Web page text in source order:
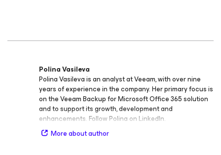
Polina Vasileva
Polina Vasileva is an analyst at Veeam, with over nine
years of experience in the company. Her primary focus is
on the Veeam Backup for Microsoft Office 365 solution
and to support its growth, development and
enhancements. Follow Polina on LinkedIn.
More about author